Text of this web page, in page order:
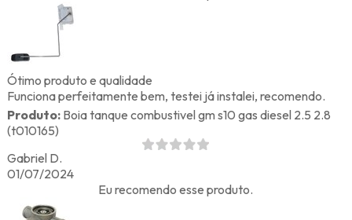
Ótimo produto e qualidade
Funciona perfeitamente bem, testei já instalei, recomendo.
Produto:Boia tanque combustivel gm s10 gas diesel 2.5 2.8
(t010165)
Gabriel D.
01/07/2024
Eu recomendo esse produto.